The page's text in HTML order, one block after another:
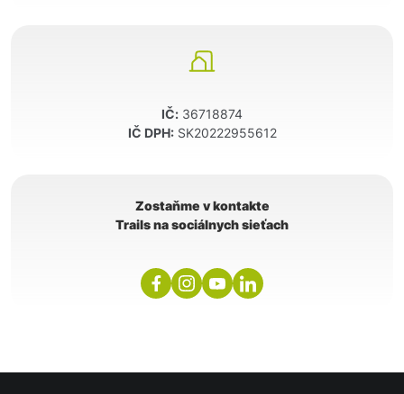
IČ: 36718874
IČ DPH:SK20222955612
Zostaňme v kontakte
Trails na sociálnych sieťach